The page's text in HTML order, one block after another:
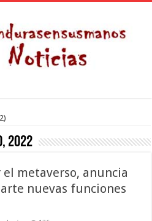
2022
metaverso, anuncia
nuevas funciones